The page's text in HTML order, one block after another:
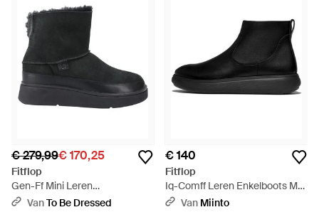
€ 279,99€ 170,25
Fitflop
Gen-Ff Mini Leren
Enkellaarsjes (Allemaal) - Zwart
VanTo Be Dressed
€ 140
Fitflop
Iq-Comff Leren Enkelboots Met
Rits - Zwart
Van Miinto